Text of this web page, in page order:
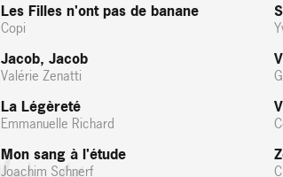
Les Filles n'ont pas de banane
Copi
Jacob, Jacob
Valérie Zenatti
La Légèreté
Emmanuelle Richard
Mon sang à l'étude
Joachim Schnerf